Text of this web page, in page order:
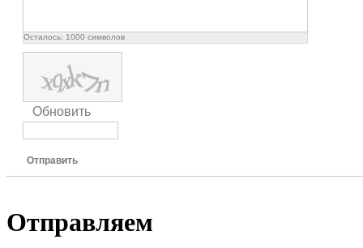
Осталось: 1000 символов
Обновить
Отправить
Отправляем